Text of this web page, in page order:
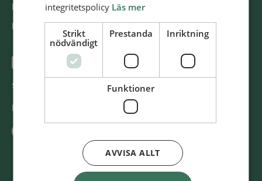
Fler kon­takt­upp­gif­ter >
@SvenskaAl­li­ans­mis­sio­nen
Swish
integritetspolicy Läs mer
Strikt
nödvändigt
Prestanda Inriktning
Funktioner
AVVISA ALLT